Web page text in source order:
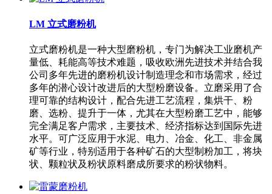
LM 立式磨粉机
立式磨粉机是一种大型磨粉机，专门为解决工业磨机产
量低、耗能高等技术难题，吸收欧洲先进技术并结合我
公司多年先进的磨粉机设计制造理念和市场需求，经过
多年的潜心设计改进后的大型粉磨设备。立磨采用了合
理可靠的结构设计，配合先进工艺流程，集烘干、粉
磨、选粉、提升于一体，尤其在大型粉磨工艺中，能够
完全满足客户需求，主要技术、经济指标达到国际先进
水平。可广泛应用于水泥、电力、冶金、化工、非金属
矿等行业，特别适用于各种矿石的大型制粉加工，将块
状、颗粒状及粉状原料磨成所要求的粉状物料。